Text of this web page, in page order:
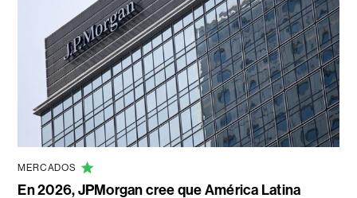
MERCADOS
En 2026, JPMorgan cree que América Latina